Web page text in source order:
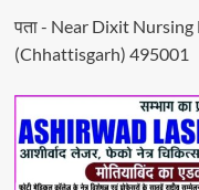
पता - Near Dixit
(Chhattisgarh) 495001